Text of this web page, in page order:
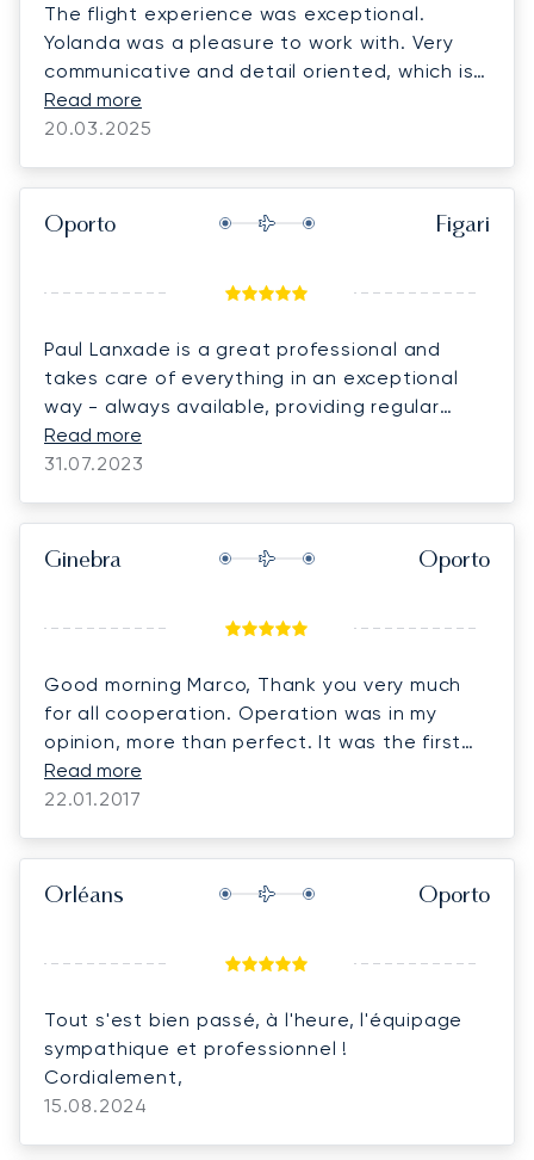
The flight experience was exceptional.
Yolanda was a pleasure to work with. Very
communicative and detail oriented, which is
exactly what you want in a flight broker. Price
was good and she went out of her way to
best deal. Thanks again - LunaJets was a
wonderful new discovery!
Read more
20.03.2025
Oporto Figari
Paul Lanxade is a great professional and
takes care of everything in an exceptional
way - always available, providing regular
feedback and taking care of all the
requests.
Read more
31.07.2023
Ginebra Oporto
Good morning Marco, Thank you very much
for all cooperation. Operation was in my
opinion, more than perfect. It was the first
time that we used Lunajets, but I can tell
you, that we will count with you for future
the attention and concern.
Cumprimentos,
Read more
22.01.2017
Orléans Oporto
Tout s'est bien passé, à l'heure, l'équipage
sympathique et professionnel !
Cordialement,
15.08.2024